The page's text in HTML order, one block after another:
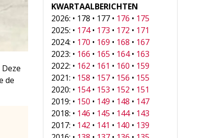
de
KWARTAALBERICHTEN
2026: • 178 • 177 • 176 • 175
2025: • 174• 173 • 172 • 171
2024: • 170 • 169 • 168 • 167
2023: • 166 • 165 • 164• 163
2022: • 162 • 161 • 160 • 159
2021: • 158 • 157 • 156 • 155
2020: • 154• 153 • 152 • 151
2019: • 150 • 149 • 148 • 147
2018: • 146 • 145 • 144• 143
2017: • 142 • 141 • 140 • 139